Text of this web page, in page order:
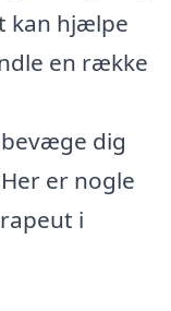
kan hjælpe
en række
dig
er nogle
i